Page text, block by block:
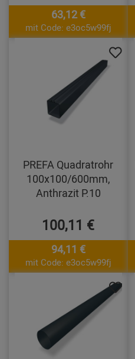
63,12 €
mit Code: e3oc5w99fj
PREFA Quadratrohr
100x100/600mm,
Anthrazit P.10
100,11 €
94,11 €
mit Code: e3oc5w99fj